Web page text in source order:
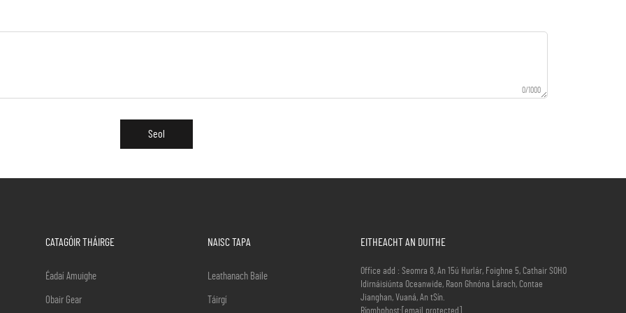
0/1000
Seol
CATAGÓIR THÁIRGE
Éadaí Amuighe
Obair Gear
NAISC TAPA
Leathanach Baile
Táirgí
EITHEACHT AN DUITHE
Office add : Seomra 8, An 15ú Hurlár, Foighne 5, Cathair SOHO
Idirnáisiúnta Oceanwide, Raon Ghnóna Lárach, Contae
Jianghan, Vuaná, An tSín.
Ríomhphost: [email protected]